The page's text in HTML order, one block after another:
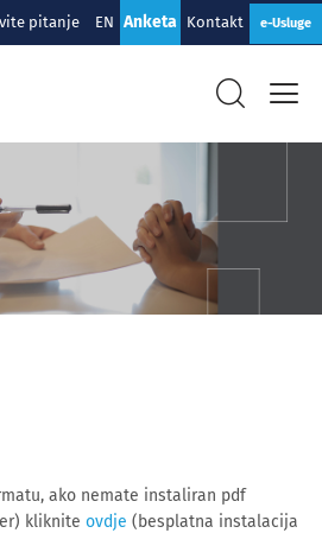
pitanje EN Anketa Kontakt e-Usluge
ako nemate instaliran pdf
kliknite ovdje (besplatna instalacija